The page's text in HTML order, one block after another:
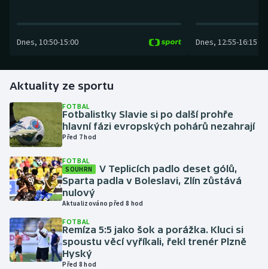
Golf
Gymnastika
Házená
Jezdectví
Judo
Krasobruslení
Lezení
Lyže a snowboard
Dnes, 10:50-15:00 Dnes, 12:55-16:15
Aktuality ze sportu
FOTBAL
Fotbalistky Slavie si po další prohře
hlavní fázi evropských pohárů nezahrají
Před 7 hod
FOTBAL
SOUHRN
V Teplicích padlo deset gólů,
Sparta padla v Boleslavi, Zlín zůstává
nulový
Aktualizováno před 8 hod
FOTBAL
Remíza 5:5 jako šok a porážka. Kluci si
spoustu věcí vyříkali, řekl trenér Plzně
Hyský
Před 8 hod